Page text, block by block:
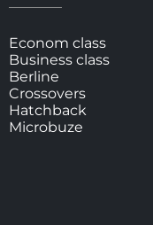
Econom class
Business class
Berline
Crossovers
Hatchback
Microbuze